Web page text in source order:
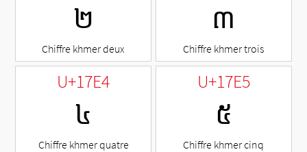
២
Chiffre khmer deux
៣
Chiffre khmer trois
U+17E4
៤
Chiffre khmer quatre
U+17E5
៥
Chiffre khmer cinq